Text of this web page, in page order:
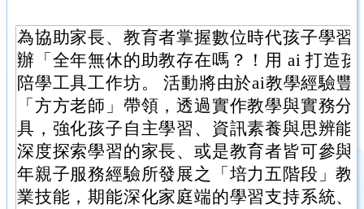
為協助家長、教育者掌握數位時代孩子學習
辦「全年無休的助教存在嗎？！用 ai 打造
陪學工具工作坊。 活動將由於ai教學經驗豐
「方方老師」帶領，透過實作教學與實務
具，強化孩子自主學習、資訊素養與思辨能
深度探索學習的家長、或是教育者皆可參與
年親子服務經驗所發展之「培力五階段」教
業技能，期能深化家庭端的學習支持系統、